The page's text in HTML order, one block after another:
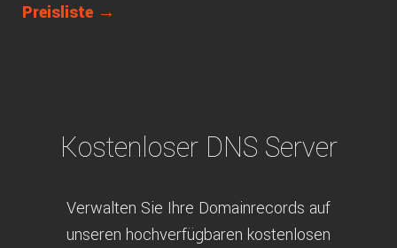
Preisliste →
Kostenloser DNS Server
Verwalten Sie Ihre Domainrecords auf
unseren hochverfügbaren kostenlosen